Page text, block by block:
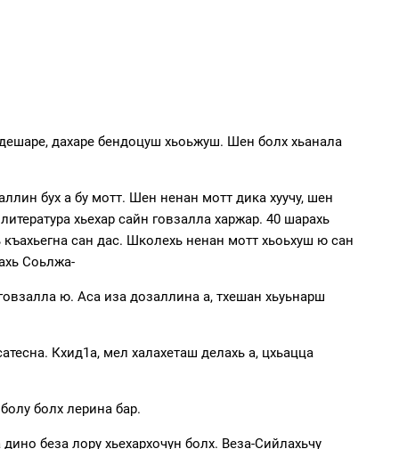
дахаре бендоцуш хьоьжуш. Шен болх хьанала
бух а бу мотт. Шен ненан мотт дика хуучу, шен
хьехар сайн говзалла харжар. 40 шарахь
сан дас. Школехь ненан мотт хьоьхуш ю сан
Соьлжа-
ю. Аса иза дозаллина а, тхешан хьуьнарш
Кхид1а, мел халахеташ делахь а, цхьацца
болх лерина бар.
беза лору хьехархочун болх. Веза-Сийлахьчу